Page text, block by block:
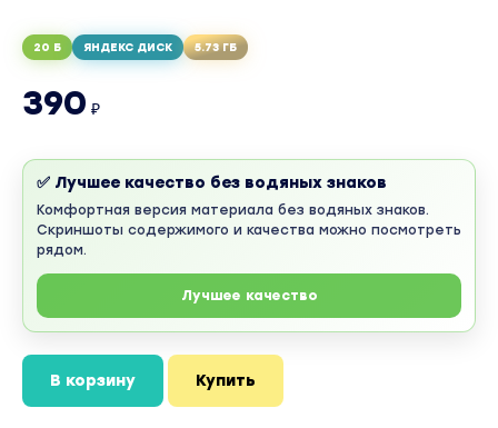
20 Б ЯНДЕКС ДИСК 5.73 ГБ
390 ₽
✅ Лучшее качество без водяных знаков
Комфортная версия материала без водяных знаков.
Скриншоты содержимого и качества можно посмотреть
рядом.
Лучшее качество
В корзину Купить